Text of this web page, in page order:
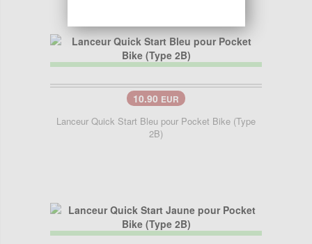
10.90 EUR
Lanceur Quick Start Bleu pour Pocket Bike (Type
2B)